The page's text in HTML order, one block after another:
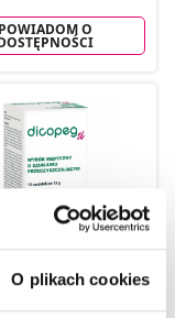
O plikach cookies
POWIADOM O